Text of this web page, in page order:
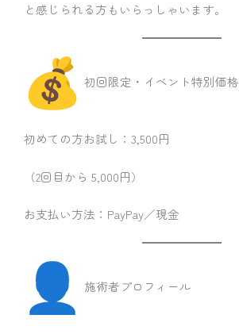
と感じられる方もいらっしゃいます。
初回限定・イベント特別価格
初めての方お試し：3,500円
（2回目から 5,000円）
お支払い方法：PayPay／現金
施術者プロフィール